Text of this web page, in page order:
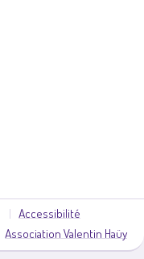
Accessibilité
Association Valentin Haüy